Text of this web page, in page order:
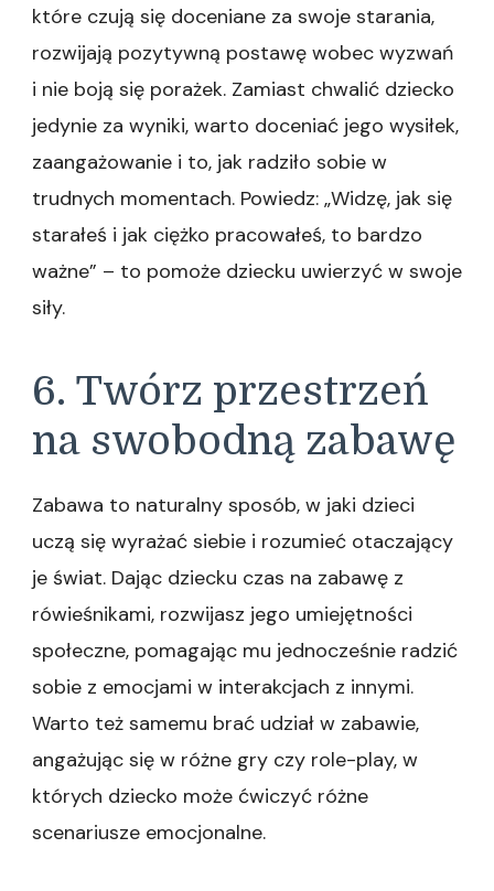
które czują się doceniane za swoje starania,
rozwijają pozytywną postawę wobec wyzwań
i nie boją się porażek. Zamiast chwalić dziecko
jedynie za wyniki, warto doceniać jego wysiłek,
zaangażowanie i to, jak radziło sobie w
trudnych momentach. Powiedz: „Widzę, jak się
starałeś i jak ciężko pracowałeś, to bardzo
ważne” – to pomoże dziecku uwierzyć w swoje
siły.
6. Twórz przestrzeń
na swobodną zabawę
Zabawa to naturalny sposób, w jaki dzieci
uczą się wyrażać siebie i rozumieć otaczający
je świat. Dając dziecku czas na zabawę z
rówieśnikami, rozwijasz jego umiejętności
społeczne, pomagając mu jednocześnie radzić
sobie z emocjami w interakcjach z innymi.
Warto też samemu brać udział w zabawie,
angażując się w różne gry czy role-play, w
których dziecko może ćwiczyć różne
scenariusze emocjonalne.